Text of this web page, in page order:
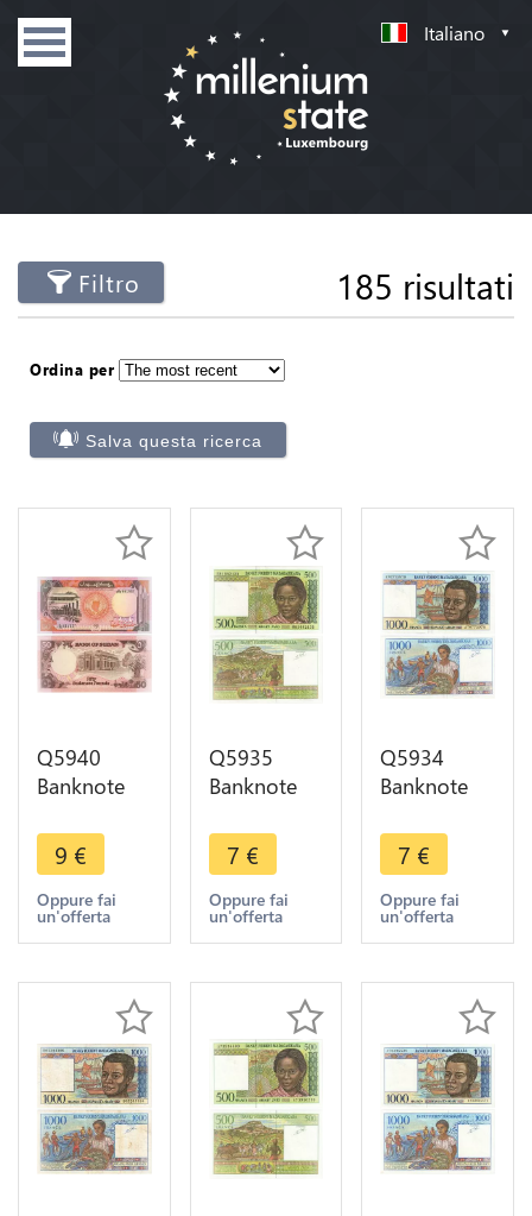
Italiano
Filtro 185 risultati
Ordina per
Salva questa ricerca
Q5940
Banknote
Pounds
1991 UNC -
> Make
offer
9 €
Oppure fai
un'offerta
Q5935
Banknote
500 Francs
100 Ariary
1994 UNC -
> Make
7 €
Oppure fai
un'offerta
Q5934
Banknote
1000 Francs
200 Ariary
1994 UNC -
> Make
7 €
Oppure fai
un'offerta